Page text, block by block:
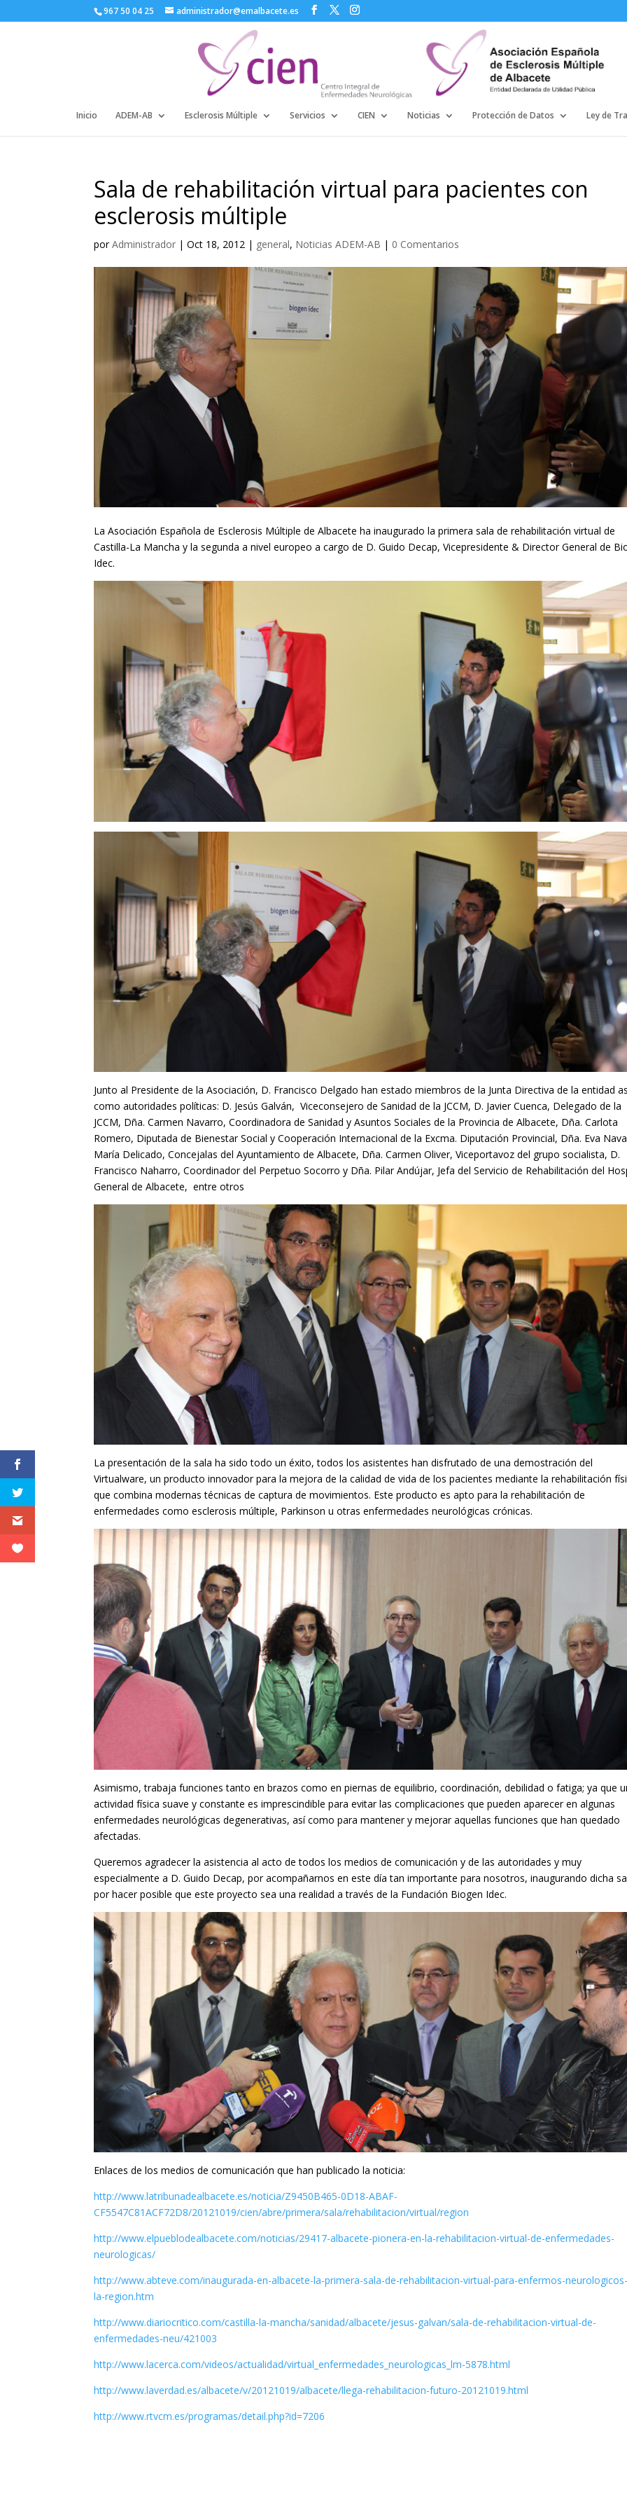
967 50 04 25 administrador@emalbacete.es
Inicio ADEM-AB Esclerosis Múltiple Servicios CIEN Noticias Protección de Datos Ley de
Sala de rehabilitación virtual para pacientes con
esclerosis múltiple
porAdministrador |Oct 18, 2012 | general, Noticias ADEM-AB | 0 Comentarios
La Asociación Española de Esclerosis Múltiple de Albacete ha inaugurado la primera sala de rehabilitación virtual de
Castilla-La Mancha y la segunda a nivel europeo a cargo de D. Guido Decap, Vicepresidente & Director General de
Idec.
Junto al Presidente de la Asociación, D. Francisco Delgado han estado miembros de la Junta Directiva de la entidad
como autoridades políticas: D. Jesús Galván, Viceconsejero de Sanidad de la JCCM, D. Javier Cuenca, Delegado de la
JCCM, Dña. Carmen Navarro, Coordinadora de Sanidad y Asuntos Sociales de la Provincia de Albacete, Dña. Carlota
Romero, Diputada de Bienestar Social y Cooperación Internacional de la Excma. Diputación Provincial, Dña. Eva
María Delicado, Concejalas del Ayuntamiento de Albacete, Dña. Carmen Oliver, Viceportavoz del grupo socialista, D.
Francisco Naharro, Coordinador del Perpetuo Socorro y Dña. Pilar Andújar, Jefa del Servicio de Rehabilitación del
General de Albacete, entre otros
La presentación de la sala ha sido todo un éxito, todos los asistentes han disfrutado de una demostración del
Virtualware, un producto innovador para la mejora de la calidad de vida de los pacientes mediante la rehabilitación
que combina modernas técnicas de captura de movimientos. Este producto es apto para la rehabilitación de
enfermedades como esclerosis múltiple, Parkinson u otras enfermedades neurológicas crónicas.
Asimismo, trabaja funciones tanto en brazos como en piernas de equilibrio, coordinación, debilidad o fatiga; ya que
actividad física suave y constante es imprescindible para evitar las complicaciones que pueden aparecer en algunas
enfermedades neurológicas degenerativas, así como para mantener y mejorar aquellas funciones que han quedado
afectadas.
Queremos agradecer la asistencia al acto de todos los medios de comunicación y de las autoridades y muy
especialmente a D. Guido Decap, por acompañarnos en este día tan importante para nosotros, inaugurando dicha
por hacer posible que este proyecto sea una realidad a través de la Fundación Biogen Idec.
Enlaces de los medios de comunicación que han publicado la noticia:
http://www.latribunadealbacete.es/noticia/Z9450B465-0D18-ABAF-
CF5547C81ACF72D8/20121019/cien/abre/primera/sala/rehabilitacion/virtual/region
http://www.elpueblodealbacete.com/noticias/29417-albacete-pionera-en-la-rehabilitacion-virtual-de-enfermedades-
neurologicas/
http://www.abteve.com/inaugurada-en-albacete-la-primera-sala-de-rehabilitacion-virtual-para-enfermos-
la-region.htm
http://www.diariocritico.com/castilla-la-mancha/sanidad/albacete/jesus-galvan/sala-de-rehabilitacion-virtual-de-
enfermedades-neu/421003
http://www.lacerca.com/videos/actualidad/virtual_enfermedades_neurologicas_lm-5878.html
http://www.laverdad.es/albacete/v/20121019/albacete/llega-rehabilitacion-futuro-20121019.html
http://www.rtvcm.es/programas/detail.php?id=7206